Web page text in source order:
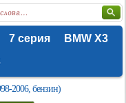
7 серия
BMW X3
2006, бензин)